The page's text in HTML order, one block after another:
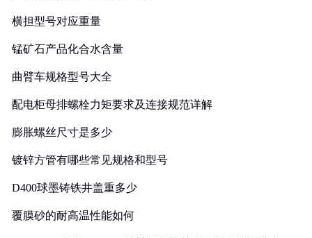
横担型号对应重量
锰矿石产品化合水含量
曲臂车规格型号大全
配电柜母排螺栓力矩要求及连接规范详解
膨胀螺丝尺寸是多少
镀锌方管有哪些常见规格和型号
D400球墨铸铁井盖重多少
覆膜砂的耐高温性能如何